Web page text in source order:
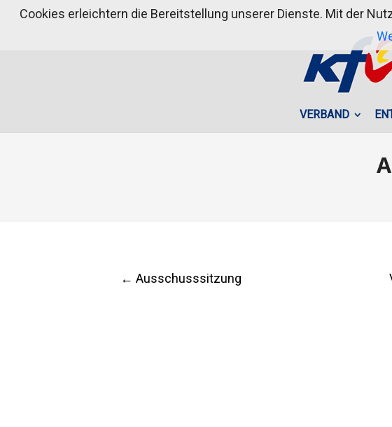
VERBAND
Post
← Ausschusssitzung
Cookies erleichtern die Bereitstellung unserer Dienste. Mit der